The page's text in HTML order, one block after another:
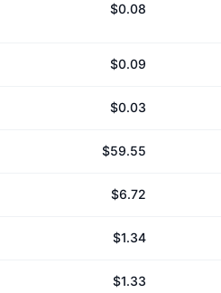
$0.08
$0.09
$0.03
$59.55
$6.72
$1.34
$1.33